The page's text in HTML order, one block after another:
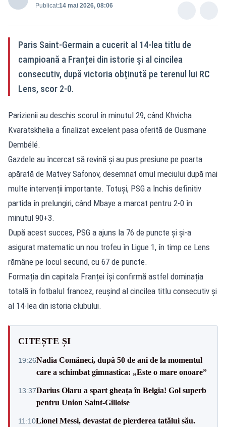
Publicat:14 mai 2026, 08:06
Paris Saint-Germain a cucerit al 14-lea titlu de
campioană a Franței din istorie și al cincilea
consecutiv, după victoria obținută pe terenul lui RC
Lens, scor 2-0.
Parizienii au deschis scorul în minutul 29, când Khvicha
Kvaratskhelia a finalizat excelent pasa oferită de Ousmane
Dembélé.
Gazdele au încercat să revină și au pus presiune pe poarta
apărată de Matvey Safonov, desemnat omul meciului după mai
multe intervenții importante. Totuși, PSG a închis definitiv
partida în prelungiri, când Mbaye a marcat pentru 2-0 în
minutul 90+3.
După acest succes, PSG a ajuns la 76 de puncte și și-a
asigurat matematic un nou trofeu în Ligue 1, în timp ce Lens
rămâne pe locul secund, cu 67 de puncte.
Formația din capitala Franței își confirmă astfel dominația
totală în fotbalul francez, reușind al cincilea titlu consecutiv și
al 14-lea din istoria clubului.
CITEȘTE ȘI
19:26Nadia Comăneci, după 50 de ani de la momentul
care a schimbat gimnastica: „Este o mare onoare”
13:37Darius Olaru a spart gheața în Belgia! Gol superb
pentru Union Saint-Gilloise
11:10Lionel Messi, devastat de pierderea tatălui său.